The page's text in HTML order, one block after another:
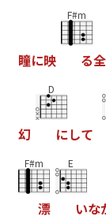
瞳に映
F#m
る全
幻
D
にして
F#m
漂
E
いな